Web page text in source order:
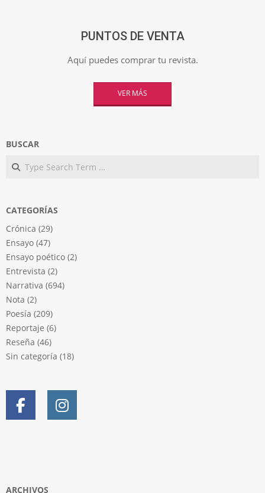
PUNTOS DE VENTA
Aquí puedes comprar tu revista.
VER MÁS
BUSCAR
Search
CATEGORÍAS
Crónica (29)
Ensayo (47)
Ensayo poético (2)
Entrevista (2)
Narrativa (694)
Nota (2)
Poesía (209)
Reportaje (6)
Reseña (46)
Sin categoría (18)
ARCHIVOS